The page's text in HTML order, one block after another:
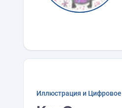
Иллюстрация и Цифровое